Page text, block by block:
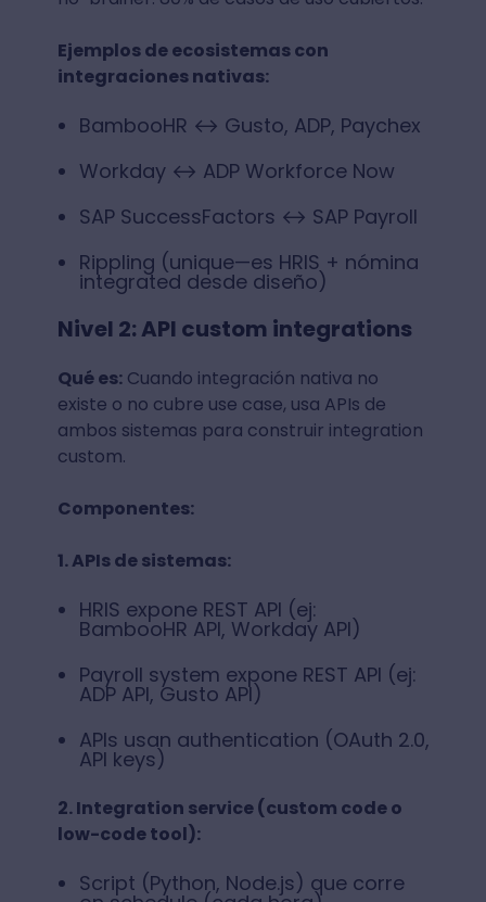
Ejemplos de ecosistemas con
integraciones nativas:
BambooHR ↔ Gusto, ADP, Paychex
Workday ↔ ADP Workforce Now
SAP SuccessFactors ↔ SAP Payroll
Rippling (unique—es HRIS + nómina
integrated desde diseño)
Nivel 2: API custom integrations
Qué es:Cuando integración nativa no
existe o no cubre use case, usa APIs de
ambos sistemas para construir integration
custom.
Componentes:
1. APIs de sistemas:
HRIS expone REST API (ej:
BambooHR API, Workday API)
Payroll system expone REST API (ej:
ADP API, Gusto API)
APIs usan authentication (OAuth 2.0,
API keys)
2. Integration service (custom code o
low-code tool):
Script (Python, Node.js) que corre